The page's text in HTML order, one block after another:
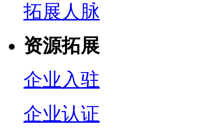
拓展人脉
资源拓展
企业入驻
企业认证